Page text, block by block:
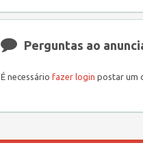
Perguntas ao
É necessário fazer login postar um